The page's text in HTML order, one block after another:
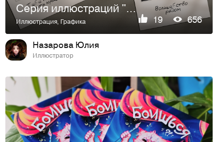
Серия иллюстраций "Чёрный кот" часть 1 | Открытки, стикеры
Иллюстрация, Графика 19 656
Назарова Юлия
Иллюстратор